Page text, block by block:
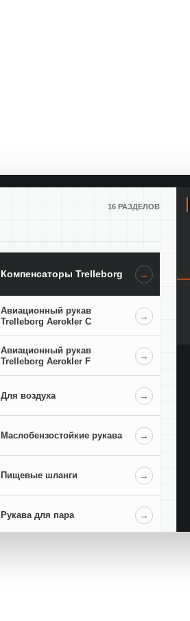
16 РАЗДЕЛОВ
Компенсаторы Trelleborg →
Авиационный рукав
Trelleborg Aerokler C
→
Авиационный рукав
Trelleborg Aerokler F
→
Для воздуха →
Маслобензостойкие рукава →
Пищевые шланги →
Рукава для пара →